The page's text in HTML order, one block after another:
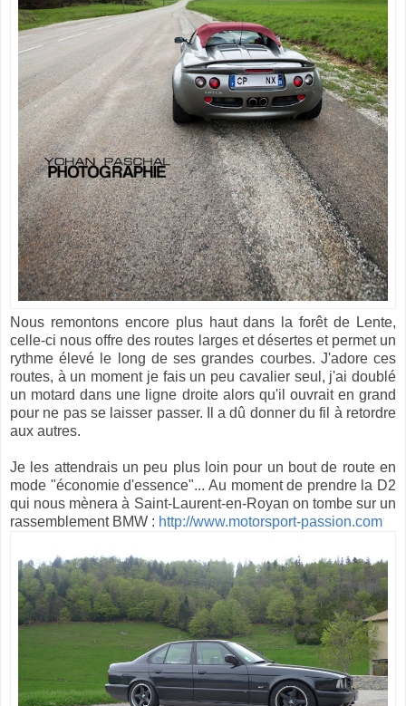
Nous remontons encore plus haut dans la forêt de Lente,
celle-ci nous offre des routes larges et désertes et permet un
rythme élevé le long de ses grandes courbes. J'adore ces
routes, à un moment je fais un peu cavalier seul, j'ai doublé
un motard dans une ligne droite alors qu'il ouvrait en grand
pour ne pas se laisser passer. Il a dû donner du fil à retordre
aux autres.
Je les attendrais un peu plus loin pour un bout de route en
mode "économie d'essence"... Au moment de prendre la D2
qui nous mènera à Saint-Laurent-en-Royan on tombe sur un
rassemblement BMW : http://www.motorsport-passion.com